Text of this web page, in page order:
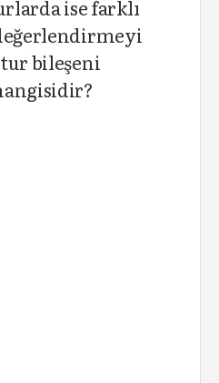
ise farklı
bileşeni